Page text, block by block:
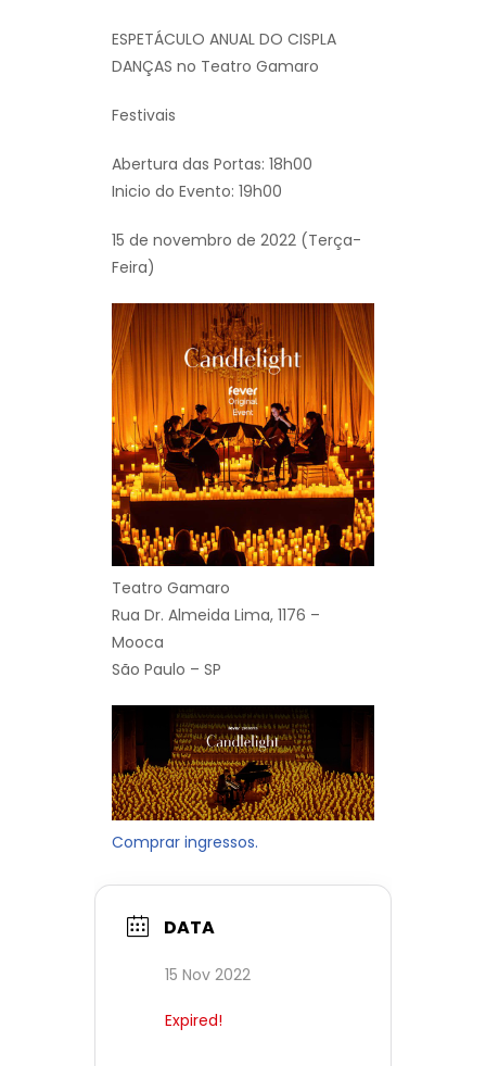
ESPETÁCULO ANUAL DO CISPLA
DANÇAS no Teatro Gamaro
Festivais
Abertura das Portas: 18h00
Inicio do Evento: 19h00
15 de novembro de 2022 (Terça-
Feira)
Teatro Gamaro
Rua Dr. Almeida Lima, 1176 –
Mooca
São Paulo – SP
Comprar ingressos.
DATA
15 Nov 2022
Expired!